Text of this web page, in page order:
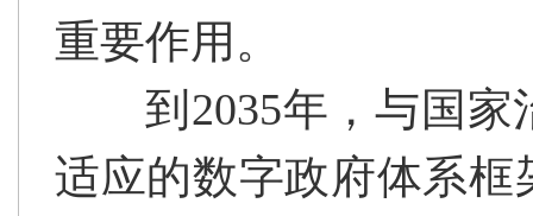
重要作用。
到2035年，与国
适应的数字政府体系